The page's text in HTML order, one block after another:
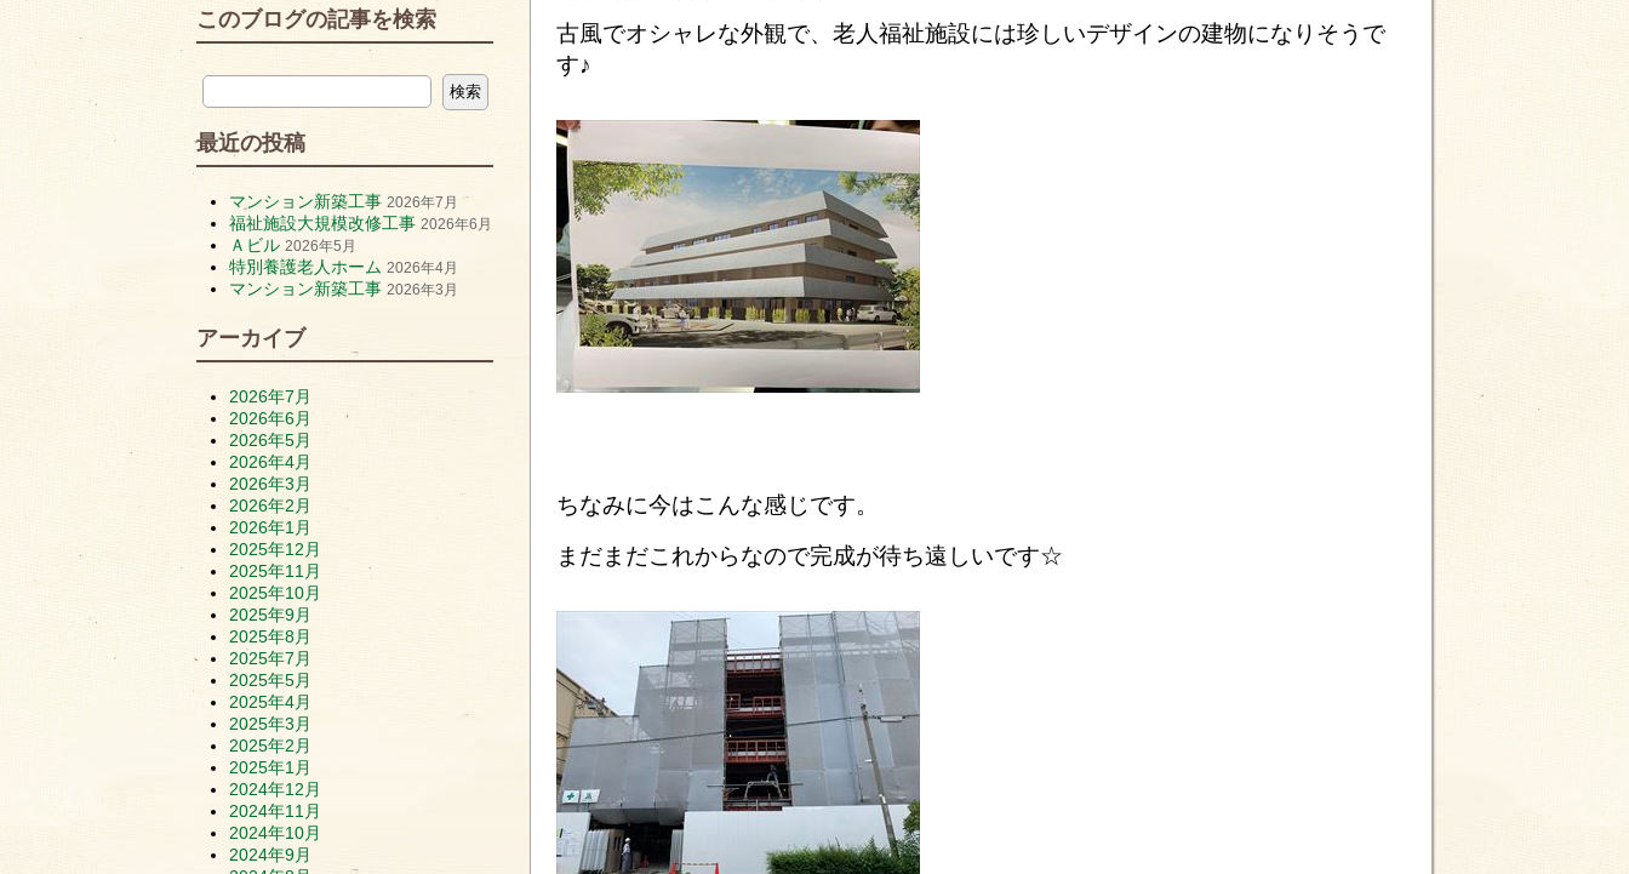
古風でオシャレな外観で、老人福祉施設には珍しいデザインの建物になりそうで
す♪
ちなみに今はこんな感じです。
まだまだこれからなので完成が待ち遠しいです☆
このブログの記事を検索
最近の投稿
マンション新築工事 2026年7月
福祉施設大規模改修工事 2026年6月
Ａビル 2026年5月
特別養護老人ホーム 2026年4月
マンション新築工事 2026年3月
アーカイブ
2026年7月
2026年6月
2026年5月
2026年4月
2026年3月
2026年2月
2026年1月
2025年12月
2025年11月
2025年10月
2025年9月
2025年8月
2025年7月
2025年5月
2025年4月
2025年3月
2025年2月
2025年1月
2024年12月
2024年11月
2024年10月
2024年9月